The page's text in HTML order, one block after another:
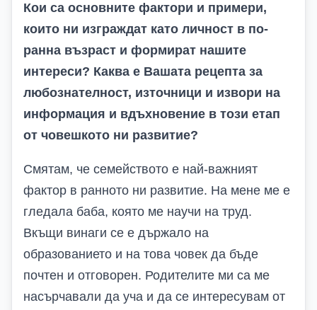
Кои са основните фактори и примери,
които ни изграждат като личност в по-
ранна възраст и формират нашите
интереси? Каква е Вашата рецепта за
любознателност, източници и извори на
информация и вдъхновение в този етап
от човешкото ни развитие?
Смятам, че семейството е най-важният
фактор в ранното ни развитие. На мене ме е
гледала баба, която ме научи на труд.
Вкъщи винаги се е държало на
образованието и на това човек да бъде
почтен и отговорен. Родителите ми са ме
насърчавали да уча и да се интересувам от